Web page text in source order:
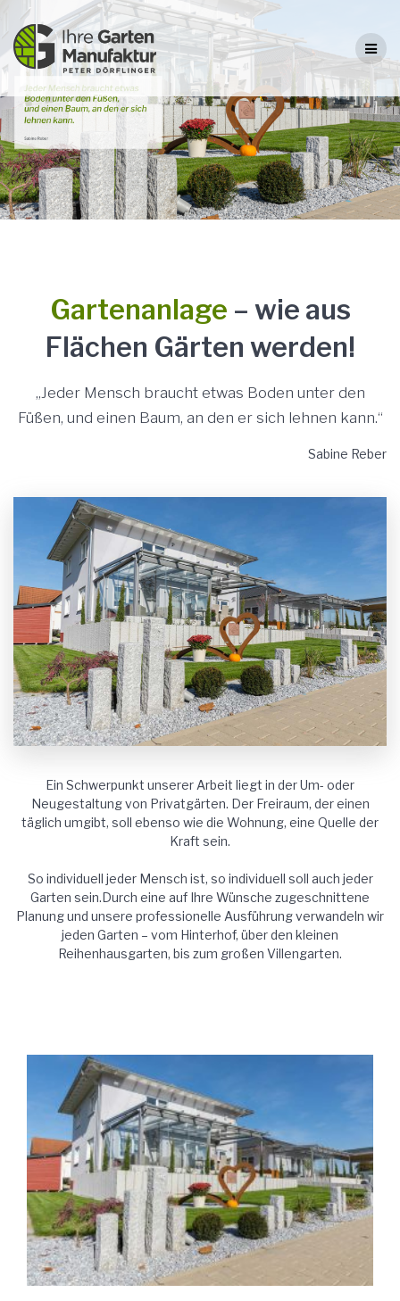
Skip
to
content
Gartenanlage – wie aus
Flächen Gärten werden!
„Jeder Mensch braucht etwas Boden unter den
Füßen, und einen Baum, an den er sich lehnen kann.“
Sabine Reber
Ein Schwerpunkt unserer Arbeit liegt in der Um- oder
Neugestaltung von Privatgärten. Der Freiraum, der einen
täglich umgibt, soll ebenso wie die Wohnung, eine Quelle der
Kraft sein.
So individuell jeder Mensch ist, so individuell soll auch jeder
Garten sein.Durch eine auf Ihre Wünsche zugeschnittene
Planung und unsere professionelle Ausführung verwandeln wir
jeden Garten – vom Hinterhof, über den kleinen
Reihenhausgarten, bis zum großen Villengarten.